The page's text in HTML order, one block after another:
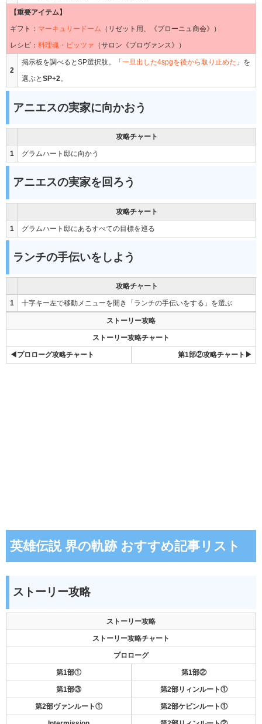
【重要アイテム】
ギフト： マーキュリードーム （リゼット用、《ブローニュ商会》）
レシピ： 料理魂・ピッツァ （サロン《プロヴァンス》）
2
掲示板を調べるとSP選択肢。「 一旦出した4spgを後から取り止めた 」を
選ぶと SP+2 。
アニエスの実家に向かおう
攻略チャート
1 グラムハート邸に向かう
アニエスの実家を回ろう
攻略チャート
1 グラムハート邸にあるすべての目標を巡る
ランチの手伝いをしよう
攻略チャート
1 十字キー左で移動メニューを開き「ランチの手伝いをする」を選ぶ
ストーリー攻略
ストーリー攻略チャート
◀プロローグ攻略チャート 第1部②攻略チャート▶
英雄伝説 界の軌跡 おすすめ記事リスト
ストーリー攻略
ストーリー攻略
ストーリー攻略チャート
プロローグ
第1部① 第1部②
第1部③ 第2部リィンルート①
第2部ヴァンルート① 第2部ケビンルート①